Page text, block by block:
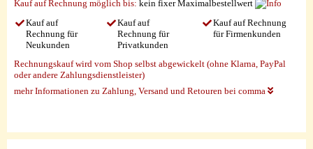
Kauf auf Rechnung möglich bis: kein fixer Maximalbestellwert
Kauf auf
Rechnung für
Neukunden
Kauf auf
Rechnung für
Privatkunden
Kauf auf Rechnung
für Firmenkunden
Rechnungskauf wird vom Shop selbst abgewickelt (ohne Klarna, PayPal
oder andere Zahlungsdienstleister)
mehr Informationen zu Zahlung, Versand und Retouren bei comma